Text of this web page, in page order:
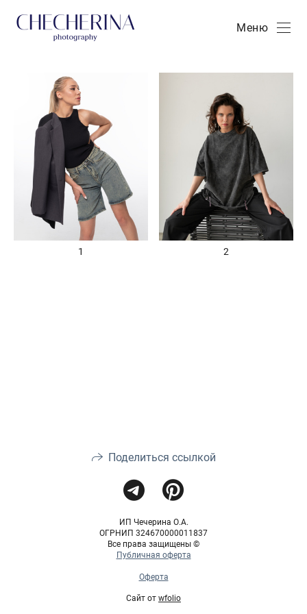
Меню
1 2
Поделиться ссылкой
ИП Чечерина О.А.
ОГРНИП 324670000011837
Все права защищены ©
Публичная оферта
Оферта
Сайт от wfolio